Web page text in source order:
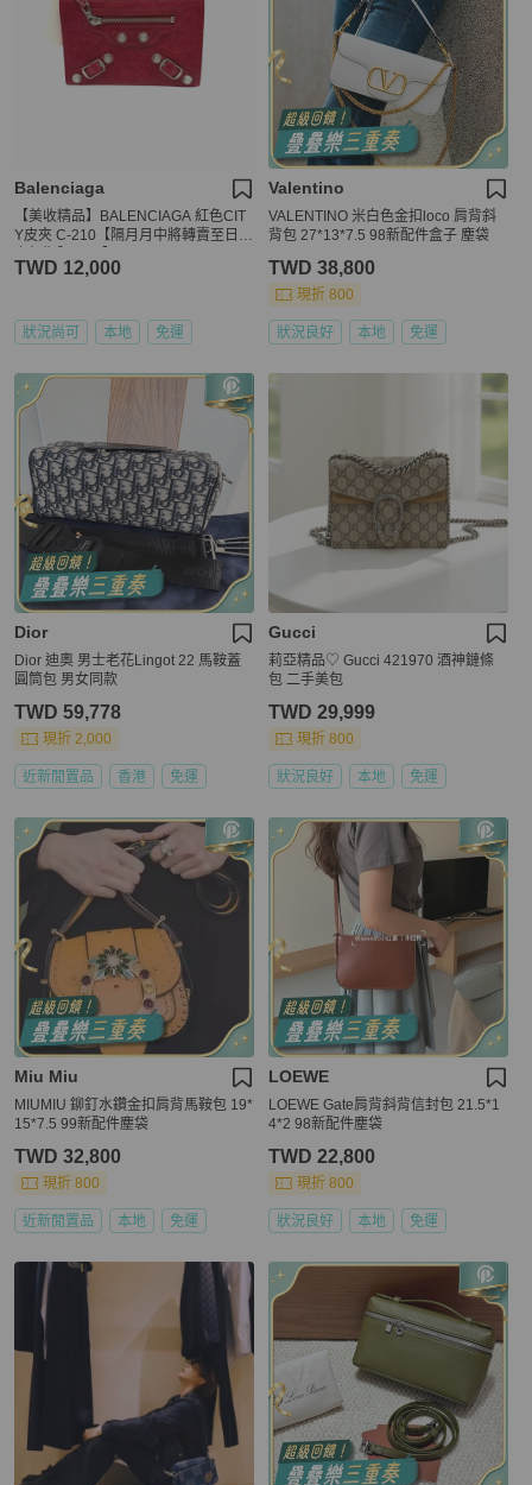
Balenciaga
【美收精品】BALENCIAGA 紅色CIT
Y皮夾 C-210【隔月月中將轉賣至日本
TWD 12,000
狀況尚可 本地 免運
Valentino
VALENTINO 米白色金扣loco 肩背斜
背包 27*13*7.5 98新配件盒子 塵袋
TWD 38,800
現折 800
狀況良好 本地 免運
Dior
Dior 迪奧 男士老花Lingot 22 馬鞍蓋
圓筒包 男女同款
TWD 59,778
現折 2,000
近新閒置品 香港 免運
Gucci
莉亞精品♡ Gucci 421970 酒神鏈條
包 二手美包
TWD 29,999
現折 800
狀況良好 本地 免運
Miu Miu
MIUMIU 鉚釘水鑽金扣肩背馬鞍包 19*
15*7.5 99新配件塵袋
TWD 32,800
現折 800
近新閒置品 本地 免運
LOEWE
LOEWE Gate肩背斜背信封包 21.5*1
4*2 98新配件塵袋
TWD 22,800
現折 800
狀況良好 本地 免運